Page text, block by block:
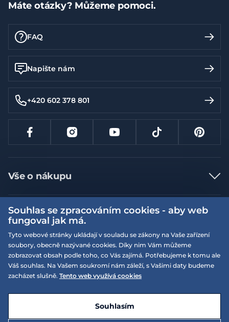
Máte otázky? Můžeme pomoci.
FAQ
Napište nám
+420 602 378 801
Vše o nákupu
Jak nakupovat
Nejčastější dotazy
Doprava a platba
Vrácení a výměna zboží
Reklamace
Velikostní tabulky
Více informací
Obchodní podmínky
Podmínky EQS věrnostního klubu
On-line katalogy
Dotace
Naše prodejny
EQS Rudná
EQS Praha 9 - Letňany
E-shop vytvořila a technicky zajišťujeSIMPLIA.cz
Souhlas se zpracováním cookies - aby web
fungoval jak má.
Tyto webové stránky ukládají v souladu se zákony na Vaše zařízení
soubory, obecně nazývané cookies. Díky nim Vám můžeme
zobrazovat obsah podle toho, co Vás zajímá. Potřebujeme k tomu ale
Váš souhlas. Na Vašem soukromí nám záleží, s Vašimi daty budeme
zacházet slušně. Tento web využívá cookies
Souhlasím